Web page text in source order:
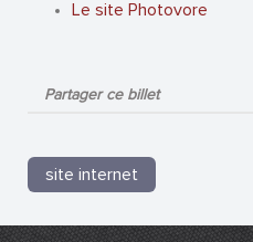
Le site Photovore
Partager ce billet
site internet